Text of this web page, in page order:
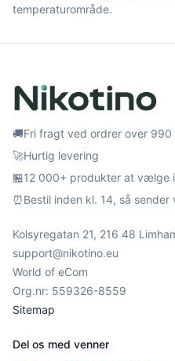
temperaturområde.
🚚Fri fragt ved ordrer over 990
🚀Hurtig levering
🏪12 000+ produkter at vælge
⏰Bestil inden kl. 14, så sender
Kolsyregatan 21, 216 48
support@nikotino.eu
World of eCom
Org.nr: 559326-8559
Sitemap
Del os med venner